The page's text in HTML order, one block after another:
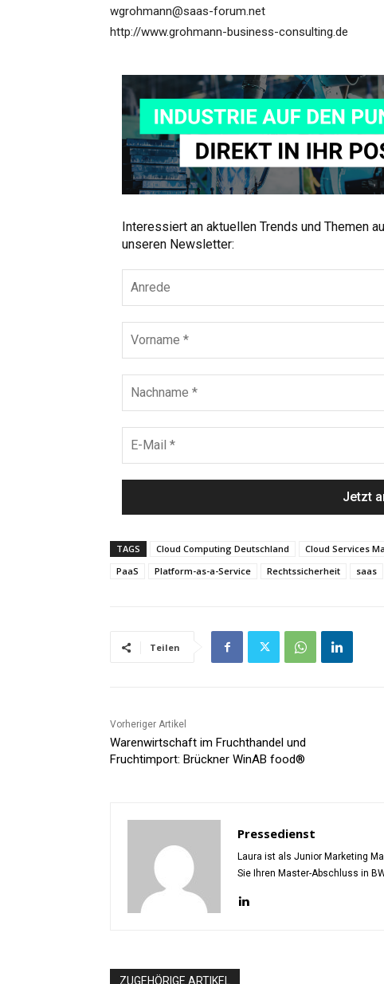
wgrohmann@saas-forum.net
http://www.grohmann-business-consulting.de
Interessiert an aktuellen Trends und Themen
unseren Newsletter:
TAGS Cloud Computing Deutschland Cloud Services
PaaS
Platform-as-a-Service Rechtssicherheit saas
Teilen
Vorheriger Artikel
Warenwirtschaft im Fruchthandel und
Fruchtimport: Brückner WinAB food®
Pressedienst
Laura ist als Junior Marketing
Sie Ihren Master-Abschluss in
ZUGEHÖRIGE ARTIKEL